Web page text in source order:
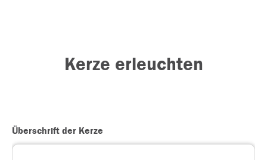
Kerze erleuchten
Überschrift der Kerze